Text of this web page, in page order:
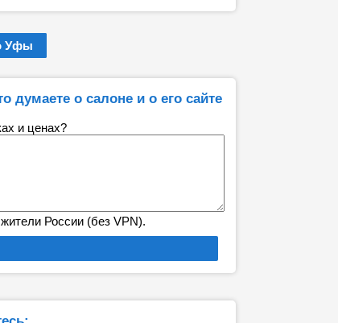
Уфы
думаете о салоне и о его сайте
и ценах?
России (без VPN).